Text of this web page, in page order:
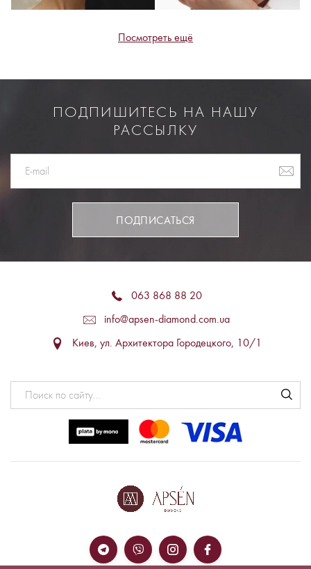
Посмотреть ещё
ПОДПИШИТЕСЬ НА НАШУ
РАССЫЛКУ
ПОДПИСАТЬСЯ
063 868 88 20
info@apsen-diamond.com.ua
Киев, ул. Архитектора Городецкого, 10/1